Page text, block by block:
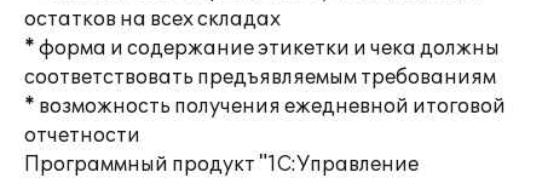
остатков на всех складах
* форма и содержание этикетки и чека должны
соответствовать предъявляемым требованиям
* возможность получения ежедневной итоговой
отчетности
Программный продукт "1С:Управление